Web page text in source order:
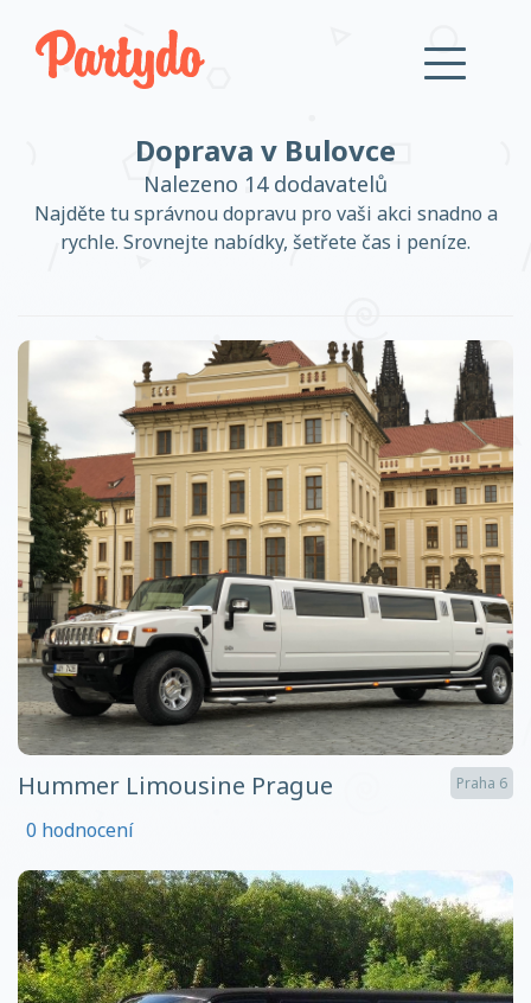
Založit účet
Přihlásit se
Přihlásit se
Založit účet
Doprava v Bulovce
Nalezeno 14 dodavatelů
Najděte tu správnou dopravu pro vaši akci snadno a
rychle. Srovnejte nabídky, šetřete čas i peníze.
Hummer Limousine Prague Praha 6
0 hodnocení